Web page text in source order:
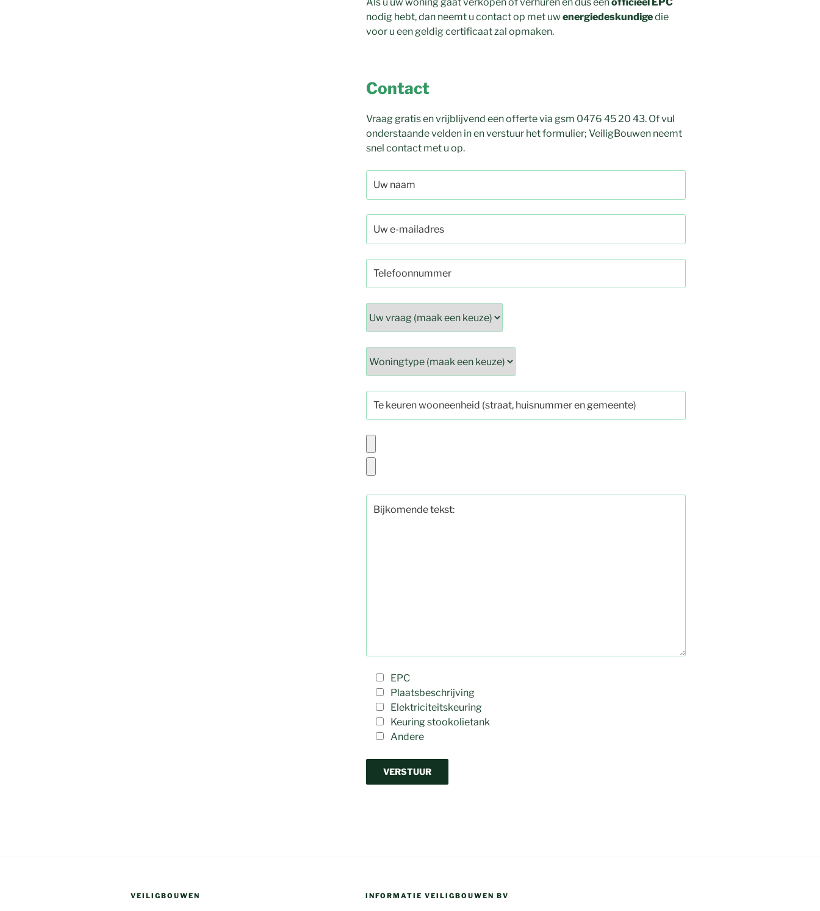
Als u uw woning gaat verkopen of verhuren en dus eenofficieel EPC
nodig hebt, dan neemt u contact op met uw energiedeskundigedie
voor u een geldig certificaat zal opmaken.
Contact
Vraag gratis en vrijblijvend een offerte via gsm 0476 45 20 43. Of vul
onderstaande velden in en verstuur het formulier; VeiligBouwen neemt
snel contact met u op.
EPC
Plaatsbeschrijving
Elektriciteitskeuring
Keuring stookolietank
Andere
VEILIGBOUWEN INFORMATIE VEILIGBOUWEN BV